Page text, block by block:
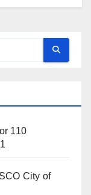
110
City of